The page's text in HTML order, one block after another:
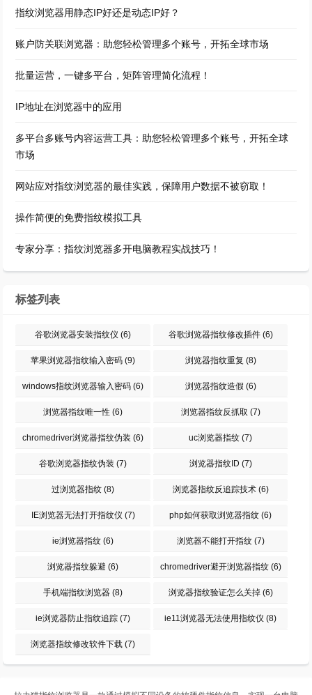
指纹浏览器用静态IP好还是动态IP好？
账户防关联浏览器：助您轻松管理多个账号，开拓全球市场
批量运营，一键多平台，矩阵管理简化流程！
IP地址在浏览器中的应用
多平台多账号内容运营工具：助您轻松管理多个账号，开拓全球
市场
网站应对指纹浏览器的最佳实践，保障用户数据不被窃取！
操作简便的免费指纹模拟工具
专家分享：指纹浏览器多开电脑教程实战技巧！
标签列表
谷歌浏览器安装指纹仪 (6) 谷歌浏览器指纹修改插件(6)
苹果浏览器指纹输入密码 (9) 浏览器指纹重复 (8)
windows指纹浏览器输入密码 (6) 浏览器指纹造假 (6)
浏览器指纹唯一性 (6) 浏览器指纹反抓取 (7)
chromedriver浏览器指纹伪装 (6) uc浏览器指纹 (7)
谷歌浏览器指纹伪装 (7) 浏览器指纹ID (7)
过浏览器指纹 (8) 浏览器指纹反追踪技术(6)
IE浏览器无法打开指纹仪 (7) php如何获取浏览器指纹 (6)
ie浏览器指纹 (6) 浏览器不能打开指纹(7)
浏览器指纹躲避 (6) chromedriver避开浏览器指纹(6)
手机端指纹浏览器 (8) 浏览器指纹验证怎么关掉(6)
ie浏览器防止指纹追踪 (7) ie11浏览器无法使用指纹仪 (8)
浏览器指纹修改软件下载 (7)